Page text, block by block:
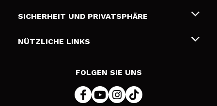
Geschenkkarten
Liefer- und Versandkosten
Zahlung
SICHERHEIT UND PRIVATSPHÄRE
Bedingungen und Datenschutz
NÜTZLICHE LINKS
FOLGEN SIE UNS